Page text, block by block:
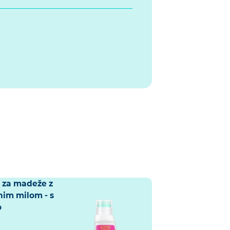
madeže z
milom - s